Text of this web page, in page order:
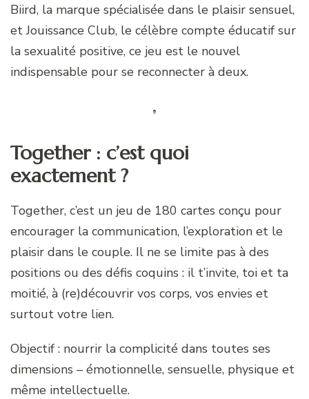
Biird, la marque spécialisée dans le plaisir sensuel,
et Jouissance Club, le célèbre compte éducatif sur
la sexualité positive, ce jeu est le nouvel
indispensable pour se reconnecter à deux.
Together : c’est quoi
exactement ?
Together, c’est un jeu de 180 cartes conçu pour
encourager la communication, l’exploration et le
plaisir dans le couple. Il ne se limite pas à des
positions ou des défis coquins : il t’invite, toi et ta
moitié, à (re)découvrir vos corps, vos envies et
surtout votre lien.
Objectif : nourrir la complicité dans toutes ses
dimensions – émotionnelle, sensuelle, physique et
même intellectuelle.